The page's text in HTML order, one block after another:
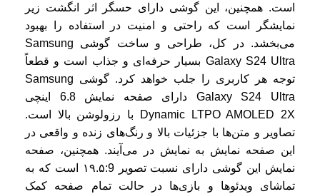
است. همچنین، این گوشی دارای حسگر اثر انگشت زیر
نمایشگر است که راحتی و امنیت در استفاده را بهبود
می‌بخشد. در کل، طراحی و ساخت گوشی Samsung
Galaxy S24 Ultra بسیار حرفه‌ای و جذاب است و قطعاً
توجه هر کاربری را جلب خواهد کرد. گوشی Samsung
Galaxy S24 Ultra دارای صفحه نمایش 6.8 اینچی
Dynamic LTPO AMOLED 2X با رزولوشن بالا است.
تصاویر و متن‌ها با جزئیات بالا و رنگ‌های زنده و واقعی در
این صفحه نمایش به نمایش در می‌آیند. همچنین، صفحه
نمایش این گوشی دارای نسبت تصویر ۱۹.۵:9 است که به
تماشای ویدئوها و بازی‌ها در حالت تمام صفحه کمک